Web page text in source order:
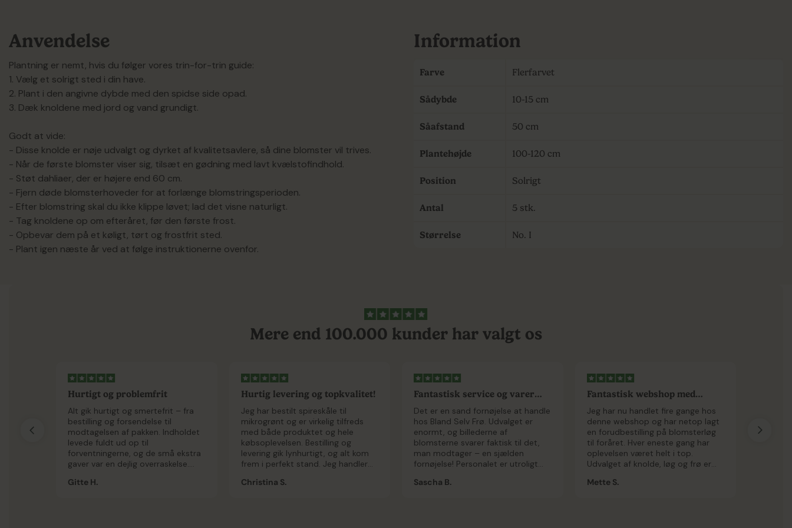
Anvendelse
Plantning er nemt, hvis du følger vores trin-for-trin guide:
1. Vælg et solrigt sted i din have.
2. Plant i den angivne dybde med den spidse side opad.
3. Dæk knoldene med jord og vand grundigt.
Godt at vide:
- Disse knolde er nøje udvalgt og dyrket af kvalitetsavlere, så dine blomster vil trives.
- Når de første blomster viser sig, tilsæt en gødning med lavt kvælstofindhold.
- Støt dahliaer, der er højere end 60 cm.
- Fjern døde blomsterhoveder for at forlænge blomstringsperioden.
- Efter blomstring skal du ikke klippe løvet; lad det visne naturligt.
- Tag knoldene op om efteråret, før den første frost.
- Opbevar dem på et køligt, tørt og frostfrit sted.
- Plant igen næste år ved at følge instruktionerne ovenfor.
Information
Farve Flerfarvet
Sådybde 10-15 cm
Såafstand 50 cm
Plantehøjde 100-120 cm
Position Solrigt
Antal 5 stk.
Størrelse No. I
Mere end 100.000 kunder har valgt os
Hurtigt og problemfrit
Alt gik hurtigt og smertefrit – fra
bestilling og forsendelse til
modtagelsen af pakken. Indholdet
levede fuldt ud op til
forventningerne, og de små ekstra
gaver var en dejlig overraskelse.
spireglasset, når jeg kommer hjem
Gitte H.
Hurtig levering og topkvalitet!
Jeg har bestilt spireskåle til
mikrogrønt og er virkelig tilfreds
med både produktet og hele
købsoplevelsen. Bestilling og
levering gik lynhurtigt, og alt kom
frem i perfekt stand. Jeg handler
Christina S.
Fantastisk service og varer
der...
Det er en sand fornøjelse at handle
hos Bland Selv Frø. Udvalget er
enormt, og billederne af
blomsterne svarer faktisk til det,
man modtager – en sjælden
fornøjelse! Personalet er utroligt
hvis der skulle opstå et problem.
Sascha B.
Fantastisk webshop med
imponerende...
Jeg har nu handlet fire gange hos
denne webshop og har netop lagt
en forudbestilling på blomsterløg
til foråret. Hver eneste gang har
oplevelsen været helt i top.
Udvalget af knolde, løg og frø er
både blomsterhaven og
Mette S.